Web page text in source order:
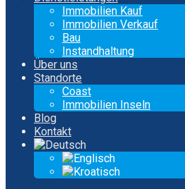
Immobilien Kauf
Immobilien Verkauf
Bau
Instandhaltung
Über uns
Standorte
Coast
Immobilien Inseln
Blog
Kontakt